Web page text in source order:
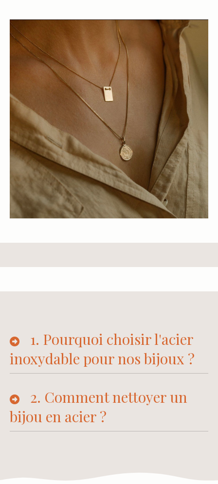
1. Pourquoi choisir l'acier
inoxydable pour nos bijoux ?
2. Comment nettoyer un
bijou en acier ?